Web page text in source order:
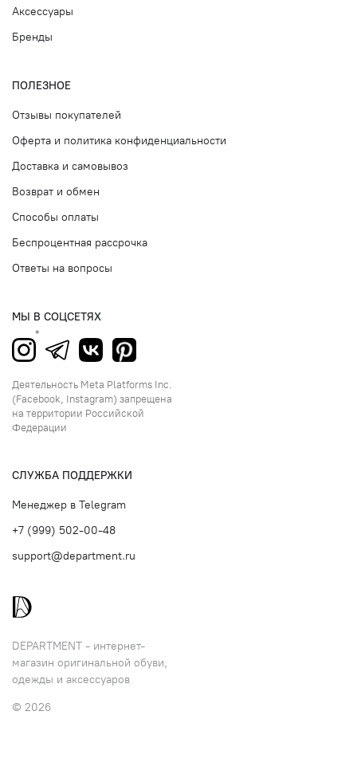
DEPARTMENT - интернет-
магазин оригинальной обуви,
одежды и аксессуаров
© 2026
Аксессуары
Бренды
ПОЛЕЗНОЕ
Отзывы покупателей
Оферта и политика конфиденциальности
Доставка и самовывоз
Возврат и обмен
Способы оплаты
Беспроцентная рассрочка
Ответы на вопросы
МЫ В СОЦСЕТЯХ
Деятельность Meta Platforms Inc.
(Facebook, Instagram) запрещена
на территории Российской
Федерации
СЛУЖБА ПОДДЕРЖКИ
Менеджер в Telegram
+7 (999) 502-00-48
support@department.ru